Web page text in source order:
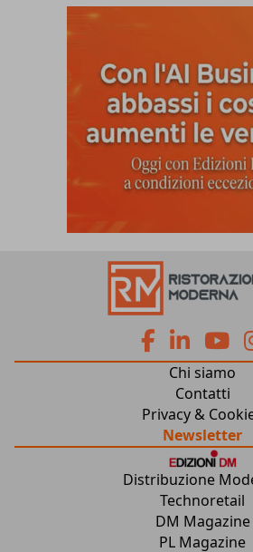
fa
fa-
facebook
fa
fa- fa-
Chi siamo
Contatti
Privacy &
Newsletter
Distribuzione
Technoretail
DM Magazine
PL Magazine